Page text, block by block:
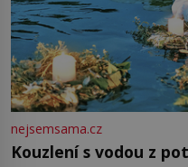
nejsemsama.cz
Kouzlení s vodou z